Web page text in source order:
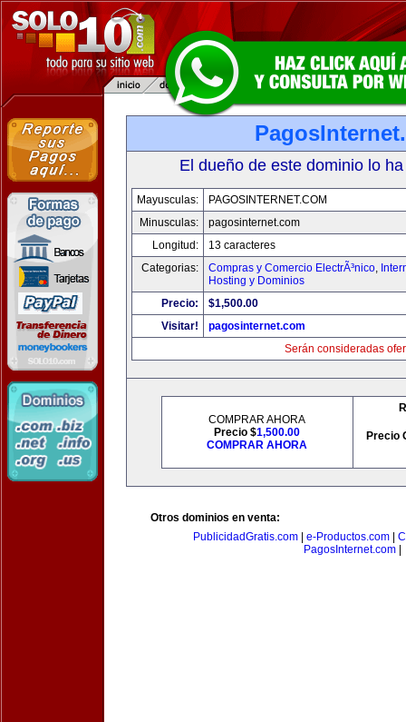
El dueño de este dominio lo
Mayusculas:
PAGOSINTERNET.COM
Minusculas:
pagosinternet.com
Longitud:
13 caracteres
Categorias:
Compras y Comercio ElectrÃ³nico,
Hosting y Dominios
Precio:
$1,500.00
Visitar!
pagosinternet.com
Serán consideradas
COMPRAR AHORA
Precio $1,500.00
COMPRAR AHORA
Precio
Otros dominios en venta:
PublicidadGratis.com
e-Productos.com
PagosInternet.com